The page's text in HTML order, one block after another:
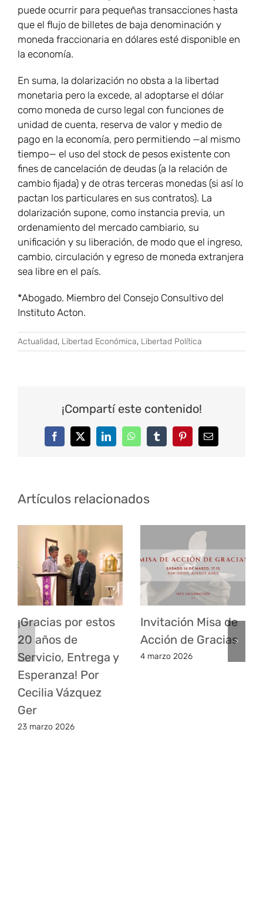
puede ocurrir para pequeñas transacciones hasta
que el flujo de billetes de baja denominación y
moneda fraccionaria en dólares esté disponible en
la economía.
En suma, la dolarización no obsta a la libertad
monetaria pero la excede, al adoptarse el dólar
como moneda de curso legal con funciones de
unidad de cuenta, reserva de valor y medio de
pago en la economía, pero permitiendo —al mismo
tiempo— el uso del stock de pesos existente con
fines de cancelación de deudas (a la relación de
cambio fijada) y de otras terceras monedas (si así lo
pactan los particulares en sus contratos). La
dolarización supone, como instancia previa, un
ordenamiento del mercado cambiario, su
unificación y su liberación, de modo que el ingreso,
cambio, circulación y egreso de moneda extranjera
sea libre en el país.
*Abogado. Miembro del Consejo Consultivo del
Instituto Acton.
Actualidad, Libertad Económica, Libertad Política
¡Compartí este contenido!
FacebookTwitterLinkedInWhatsAppTumblrPinterestCorreo
electrónico
Artículos relacionados
¡Gracias por estos
20 años de
Servicio, Entrega y
Esperanza! Por
Cecilia Vázquez
Ger
23 marzo 2026
Invitación Misa de
Acción de Gracias
4 marzo 2026